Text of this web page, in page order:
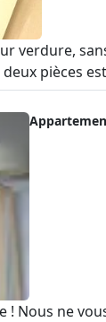
verdure,
pièces
ne